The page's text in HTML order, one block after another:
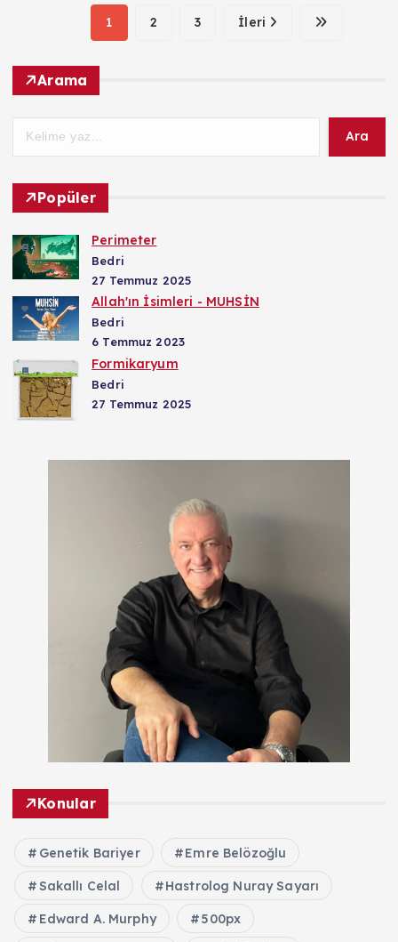
1 2 3 İleri
Arama
Ara
Popüler
Perimeter
Bedri
27 Temmuz 2025
Allah'ın İsimleri - MUHSİN
Bedri
6 Temmuz 2023
Formikaryum
Bedri
27 Temmuz 2025
Konular
Genetik Bariyer Emre Belözoğlu
Sakallı Celal Hastrolog Nuray Sayarı
Edward A. Murphy 500px